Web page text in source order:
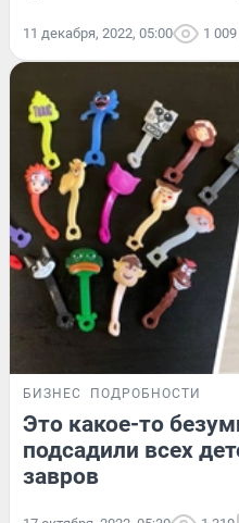
11 декабря, 2022, 05:00 1 009
БИЗНЕС ПОДРОБНОСТИ
Это какое-то
подсадили всех
завров